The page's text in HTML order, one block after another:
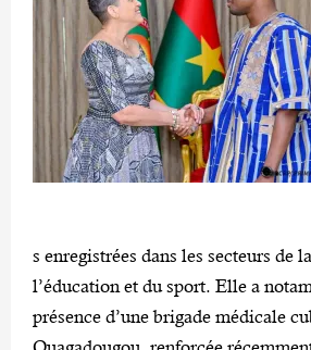
s enregistrées dans les secteurs de
l’éducation et du sport. Elle a
présence d’une brigade médicale